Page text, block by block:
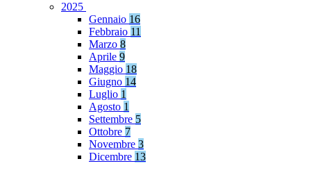
2025
Gennaio 16
Febbraio 11
Marzo 8
Aprile 9
Maggio 18
Giugno 14
Luglio 1
Agosto 1
Settembre 5
Ottobre 7
Novembre 3
Dicembre 13